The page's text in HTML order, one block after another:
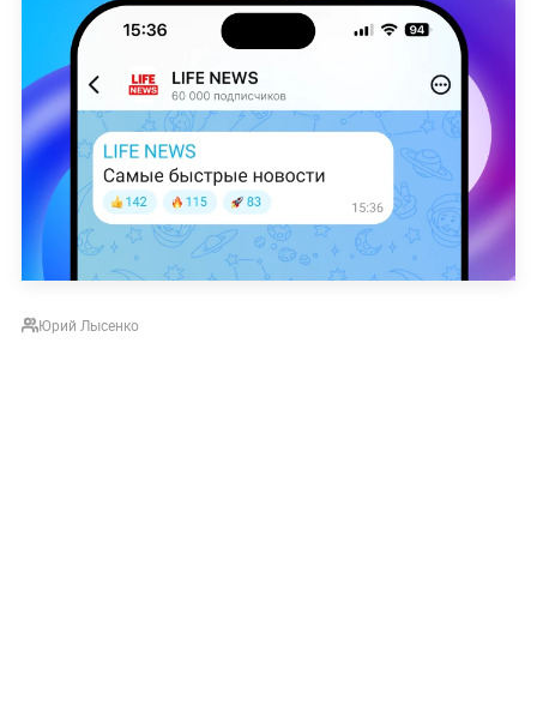
Юрий Лысенко